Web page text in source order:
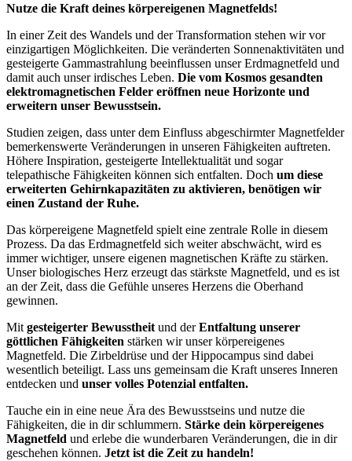
Nutze die Kraft deines körpereigenen Magnetfelds!
In einer Zeit des Wandels und der Transformation stehen wir vor
einzigartigen Möglichkeiten. Die veränderten Sonnenaktivitäten und
gesteigerte Gammastrahlung beeinflussen unser Erdmagnetfeld und
damit auch unser irdisches Leben. Die vom Kosmos gesandten
elektromagnetischen Felder eröffnen neue Horizonte und
erweitern unser Bewusstsein.
Studien zeigen, dass unter dem Einfluss abgeschirmter Magnetfelder
bemerkenswerte Veränderungen in unseren Fähigkeiten auftreten.
Höhere Inspiration, gesteigerte Intellektualität und sogar
telepathische Fähigkeiten können sich entfalten. Doch um diese
erweiterten Gehirnkapazitäten zu aktivieren, benötigen wir
einen Zustand der Ruhe.
Das körpereigene Magnetfeld spielt eine zentrale Rolle in diesem
Prozess. Da das Erdmagnetfeld sich weiter abschwächt, wird es
immer wichtiger, unsere eigenen magnetischen Kräfte zu stärken.
Unser biologisches Herz erzeugt das stärkste Magnetfeld, und es ist
an der Zeit, dass die Gefühle unseres Herzens die Oberhand
gewinnen.
Mitgesteigerter Bewusstheitund derEntfaltung unserer
göttlichen Fähigkeiten stärken wir unser körpereigenes
Magnetfeld. Die Zirbeldrüse und der Hippocampus sind dabei
wesentlich beteiligt. Lass uns gemeinsam die Kraft unseres Inneren
entdecken und unser volles Potenzial entfalten.
Tauche ein in eine neue Ära des Bewusstseins und nutze die
Fähigkeiten, die in dir schlummern. Stärke dein körpereigenes
Magnetfeld und erlebe die wunderbaren Veränderungen, die in dir
geschehen können. Jetzt ist die Zeit zu handeln!